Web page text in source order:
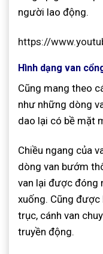
người lao động.
https://
Hình dạng van
Cũng mang theo
như những dòng
dao lại có bề mặt
Chiều ngang của
dòng van bướm
van lại được đóng
xuống. Cũng được
trục, cánh van
truyền động.